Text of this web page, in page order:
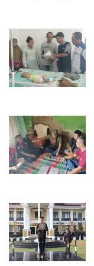
Sumsel)